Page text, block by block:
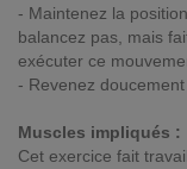
- Maintenez la
balancez pas, mais
exécuter ce
- Revenez
Muscles impliqués :
Cet exercice fait